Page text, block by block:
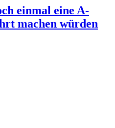
einmal eine A-
machen würden